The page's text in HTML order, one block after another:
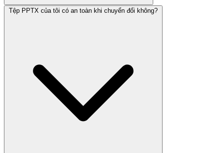
Tệp PPTX của tôi có an toàn khi chuyển đổi không?